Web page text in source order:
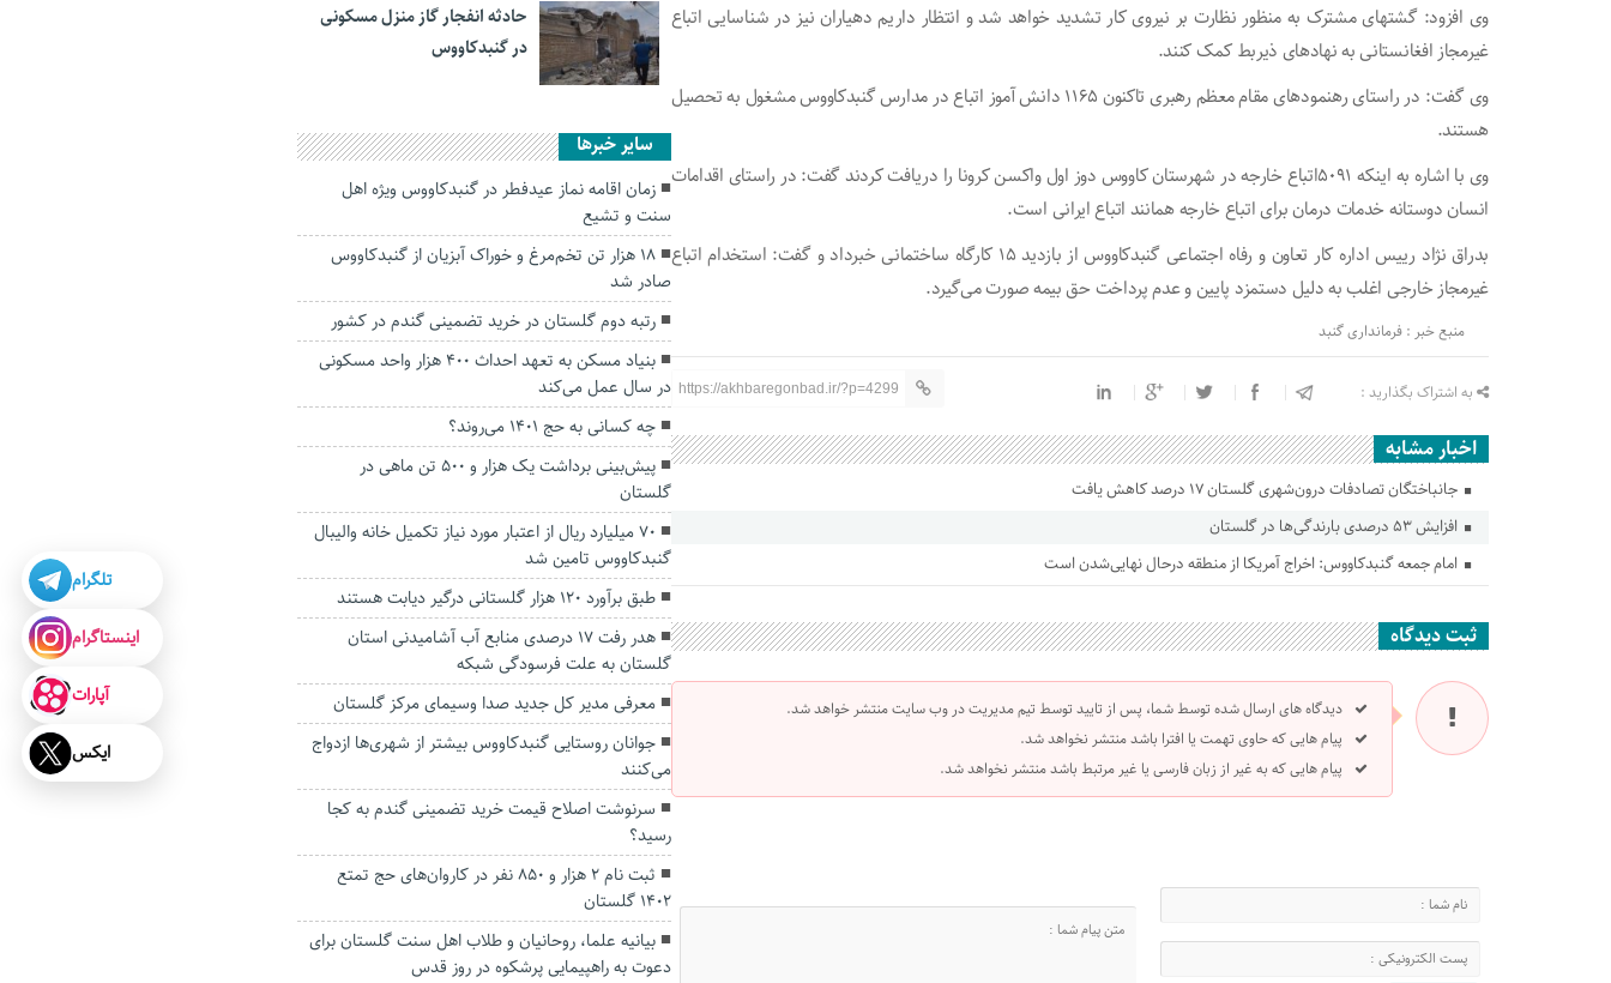
وی افزود: گشتهای مشترک به منظور نظارت بر نیروی کار تشدید خواهد شد و انتظار داریم دهیاران نیز در شناسایی اتباع
غیرمجاز افغانستانی به نهادهای ذیربط کمک کنند.
وی گفت: در راستای رهنمودهای مقام معظم رهبری تاکنون ۱۱۶۵ دانش آموز اتباع در مدارس گنبدکاووس مشغول به تحصیل
هستند.
وی با اشاره به اینکه ۵۰۹۱اتباع خارجه در شهرستان کاووس دوز اول واکسن کرونا را دریافت کردند گفت: در راستای اقدامات
انسان دوستانه خدمات درمان برای اتباع خارجه همانند اتباع ایرانی است.
بدراق نژاد رییس اداره کار تعاون و رفاه اجتماعی گنبدکاووس از بازدید ۱۵ کارگاه ساختمانی خبرداد و گفت: استخدام اتباع
غیرمجاز خارجی اغلب به دلیل دستمزد پایین و عدم پرداخت حق بیمه صورت می‌گیرد.
منبع خبر : فرمانداری گنبد
به اشتراک بگذارید : https://akhbaregonbad.ir/?p=4299
اخبار مشابه
جانباختگان تصادفات درون‌شهری گلستان ۱۷ درصد کاهش یافت
افزایش ۵۳ درصدی بارندگی‌ها در گلستان
امام جمعه گنبدکاووس: اخراج آمریکا از منطقه درحال نهایی‌شدن است
ثبت دیدگاه
دیدگاه های ارسال شده توسط شما، پس از تایید توسط تیم مدیریت در وب سایت منتشر خواهد شد.
پیام هایی که حاوی تهمت یا افترا باشد منتشر نخواهد شد.
پیام هایی که به غیر از زبان فارسی یا غیر مرتبط باشد منتشر نخواهد شد.
حادثه انفجار گاز منزل مسکونی
در گنبدکاووس
سایر خبرها
زمان اقامه نماز عیدفطر در گنبدکاووس ویژه اهل
سنت و تشیع
۱۸ هزار تن تخم‌مرغ و خوراک آبزیان از گنبدکاووس
صادر شد
رتبه دوم گلستان در خرید تضمینی گندم در کشور
بنیاد مسکن به تعهد احداث ۴۰۰ هزار واحد مسکونی
در سال عمل می‌کند
چه کسانی به حج 1401 می‌روند؟
پیش‌بینی برداشت یک هزار و ۵۰۰ تن ماهی در
گلستان
۷۰ میلیارد ریال از اعتبار مورد نیاز تکمیل خانه والیبال
گنبدکاووس تامین شد
طبق برآورد ۱۲۰ هزار گلستانی درگیر دیابت هستند
هدر رفت ۱۷ درصدی منابع آب آشامیدنی استان
گلستان به علت فرسودگی شبکه
معرفی مدیر کل جدید صدا وسیمای مرکز گلستان
جوانان روستایی گنبدکاووس بیشتر از شهری‌ها ازدواج
می‌کنند
سرنوشت اصلاح قیمت خرید تضمینی گندم به کجا
رسید؟
ثبت نام ۲ هزار و ۸۵۰ نفر در کاروان‌های حج تمتع
۱۴۰۲ گلستان
بیانیه علما، روحانیان و طلاب اهل سنت گلستان برای
دعوت به راهپیمایی پرشکوه در روز قدس
تلگرام
اینستاگرام
آپارات
ایکس